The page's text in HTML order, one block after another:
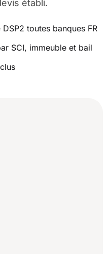
établi.
toutes banques FR
SCI, immeuble et bail